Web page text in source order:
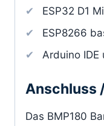
ESP32 D1
ESP8266
Arduino IDE
Anschluss
Das BMP180